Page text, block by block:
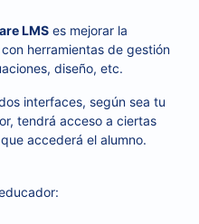
LMS es mejorar la
herramientas de gestión
diseño, etc.
interfaces, según sea tu
tendrá acceso a ciertas
accederá el alumno.